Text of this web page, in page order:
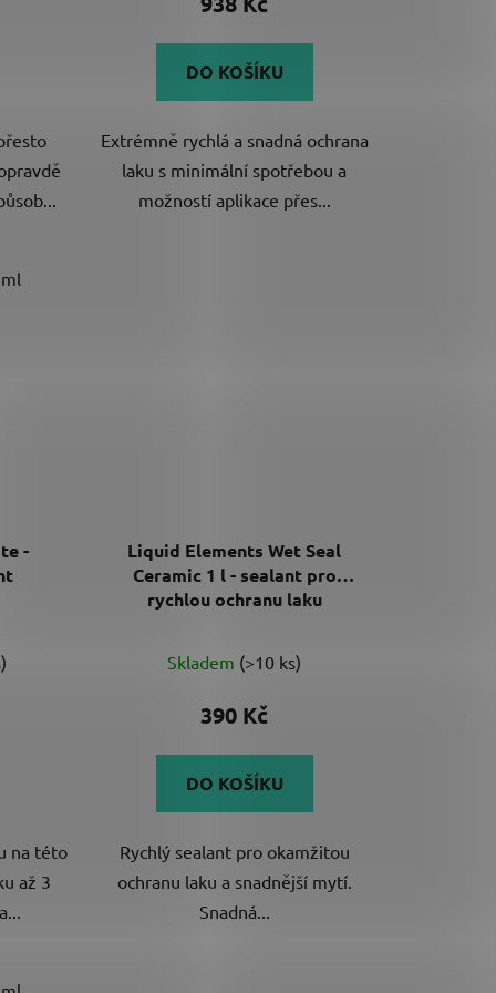
ml
5,0
z
hvězdiček.
DO KOŠÍKU
Extrémně rychlá a snadná ochrana
laku s minimální spotřebou a
možností aplikace přes...
-
na této
až 3
Liquid Elements Wet Seal
Ceramic 1 l - sealant pro
rychlou ochranu laku
hodnocení
produktu
z
hvězdiček.
Skladem (>10 ks)
390 Kč
DO KOŠÍKU
Rychlý sealant pro okamžitou
ochranu laku a snadnější mytí.
Snadná...